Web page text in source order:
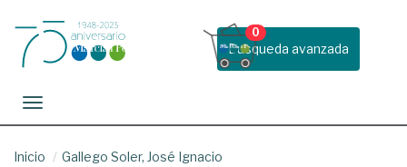
Busqueda avanzada
0
Toggle navigation
Inicio Gallego Soler, José Ignacio